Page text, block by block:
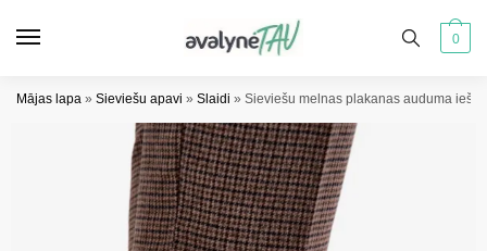
0
Mājas lapa » Sieviešu apavi » Slaidi » Sieviešu melnas plakanas auduma